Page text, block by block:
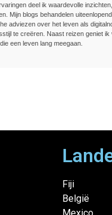
deel ik waardevolle
Mijn blogs behandelen
adviezen over het leven als
te creëren. Naast reizen geniet ik
een leven lang meegaan.
Fiji
België
Mexico